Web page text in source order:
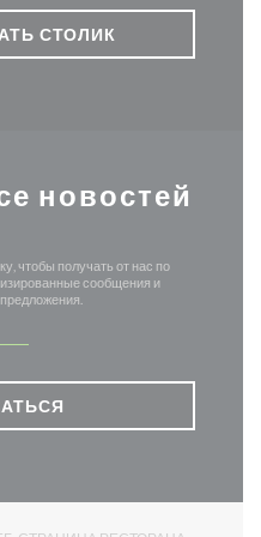
СТОЛИК
новостей
чтобы получать от нас по
сообщения и